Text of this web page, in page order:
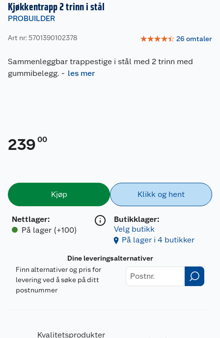
Kjøkkentrapp 2 trinn i stål
PROBUILDER
Art nr: 5701390102378 ☆☆☆☆☆ 26 omtaler
Sammenleggbar trappestige i stål med 2 trinn med
gummibelegg. - les mer
239 00
Kjøp
Nettlager:
På lager (+100)
Klikk og hent
Butikklager:
Velg butikk
På lager i 4 butikker
Dine leveringsalternativer
Finn alternativer og pris for
levering ved å søke på ditt
postnummer
Kvalitetsprodukter